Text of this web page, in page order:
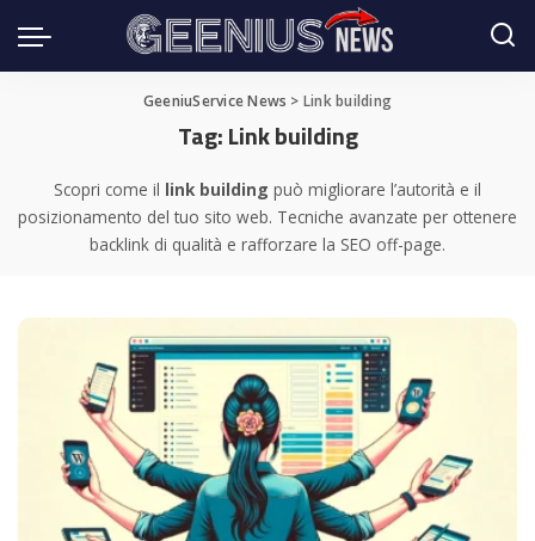
GeeniuService News > Link building
Tag:Link building
Scopri come il link building può migliorare l’autorità e il
posizionamento del tuo sito web. Tecniche avanzate per ottenere
backlink di qualità e rafforzare la SEO off-page.